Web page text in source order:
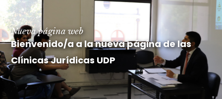
Nueva página web
Bienvenido/a a la nueva página de las
Clínicas Jurídicas UDP